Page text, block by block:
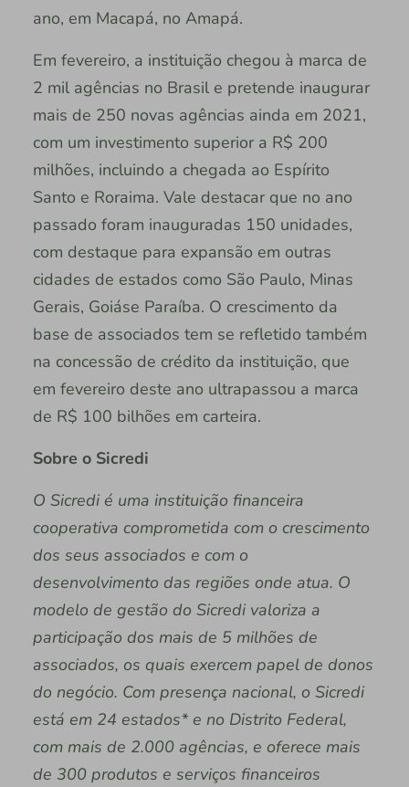
ano, em Macapá, no Amapá.
Em fevereiro, a instituição chegou à marca de
2 mil agências no Brasil e pretende inaugurar
mais de 250 novas agências ainda em 2021,
com um investimento superior a R$ 200
milhões, incluindo a chegada ao Espírito
Santo e Roraima. Vale destacar que no ano
passado foram inauguradas 150 unidades,
com destaque para expansão em outras
cidades de estados como São Paulo, Minas
Gerais, Goiáse Paraíba. O crescimento da
base de associados tem se refletido também
na concessão de crédito da instituição, que
em fevereiro deste ano ultrapassou a marca
de R$ 100 bilhões em carteira.
Sobre o Sicredi
O Sicredi é uma instituição financeira
cooperativa comprometida com o crescimento
dos seus associados e com o
desenvolvimento das regiões onde atua. O
modelo de gestão do Sicredi valoriza a
participação dos mais de 5 milhões de
associados, os quais exercem papel de donos
do negócio. Com presença nacional, o Sicredi
está em 24 estados* e no Distrito Federal,
com mais de 2.000 agências, e oferece mais
de 300 produtos e serviços financeiros